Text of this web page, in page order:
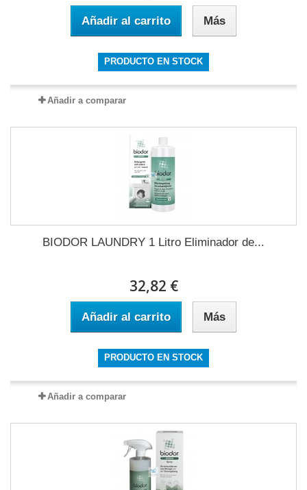
Añadir al carrito Más
PRODUCTO EN STOCK
Añadir a comparar
BIODOR LAUNDRY 1 Litro Eliminador de...
32,82 €
Añadir al carrito Más
PRODUCTO EN STOCK
Añadir a comparar